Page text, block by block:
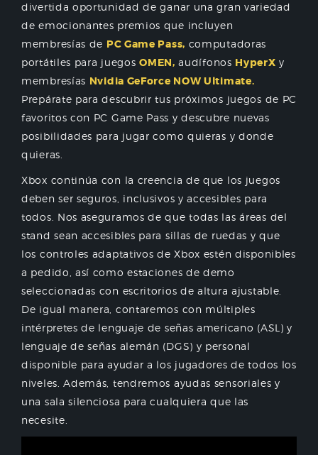
divertida oportunidad de ganar una gran variedad
de emocionantes premios que incluyen
membresías de PC Game Pass, computadoras
portátiles para juegosOMEN, audífonos HyperX y
membresías Nvidia GeForce NOW Ultimate.
Prepárate para descubrir tus próximos juegos de PC
favoritos con PC Game Pass y descubre nuevas
posibilidades para jugar como quieras y donde
quieras.
Xbox continúa con la creencia de que los juegos
deben ser seguros, inclusivos y accesibles para
todos. Nos aseguramos de que todas las áreas del
stand sean accesibles para sillas de ruedas y que
los controles adaptativos de Xbox estén disponibles
a pedido, así como estaciones de demo
seleccionadas con escritorios de altura ajustable.
De igual manera, contaremos con múltiples
intérpretes de lenguaje de señas americano (ASL) y
lenguaje de señas alemán (DGS) y personal
disponible para ayudar a los jugadores de todos los
niveles. Además, tendremos ayudas sensoriales y
una sala silenciosa para cualquiera que las
necesite.